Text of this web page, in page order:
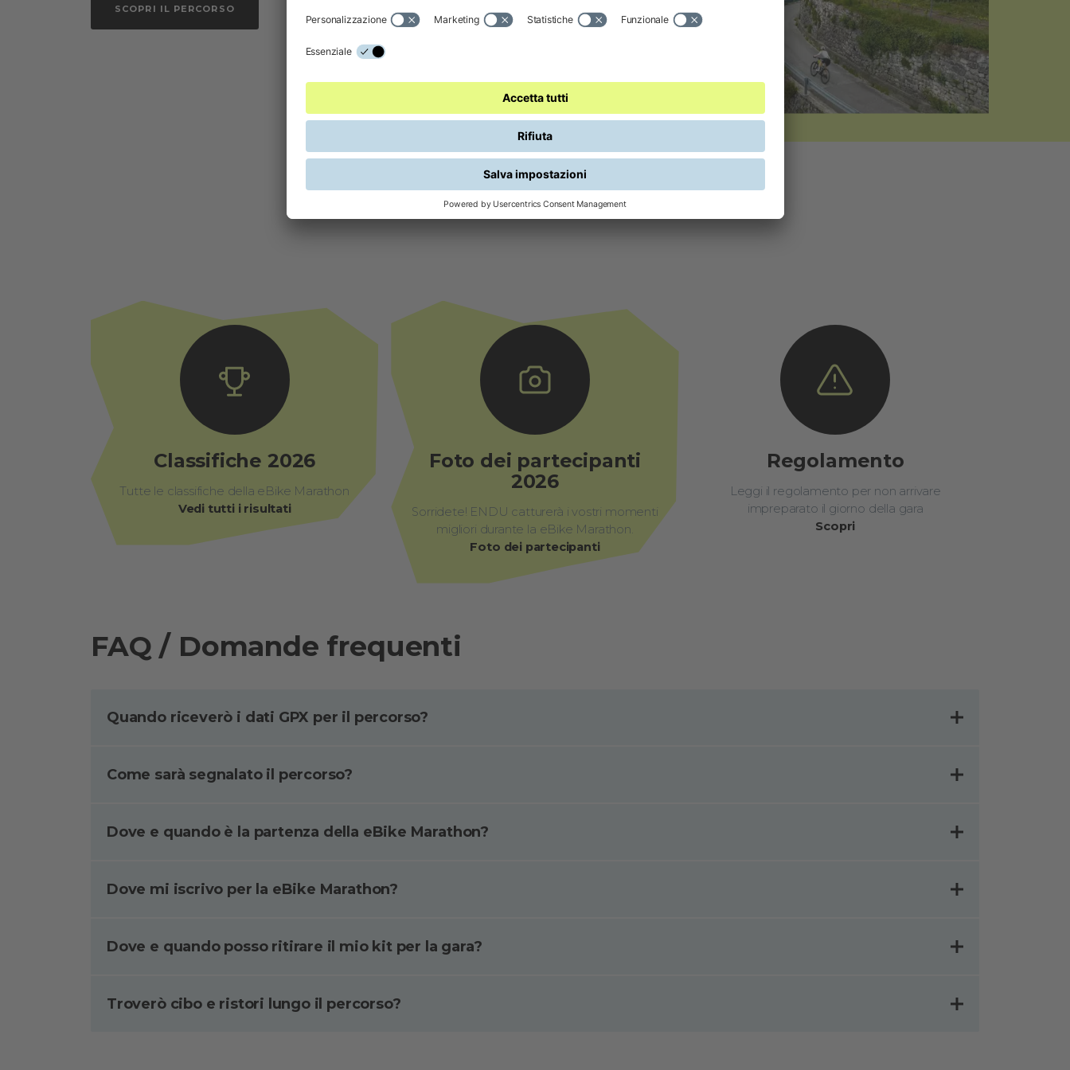
SCOPRI IL PERCORSO
Classifiche 2026
Tutte le classifiche della eBike Marathon
Vedi tutti i risultati
Foto dei partecipanti
2026
Sorridete! ENDU catturerà i vostri momenti
migliori durante la eBike Marathon.
Foto dei partecipanti
Regolamento
Leggi il regolamento per non arrivare
impreparato il giorno della gara
Scopri
FAQ / Domande frequenti
Quando riceverò i dati GPX per il percorso?
Come sarà segnalato il percorso?
Dove e quando è la partenza della eBike Marathon?
Dove mi iscrivo per la eBike Marathon?
Dove e quando posso ritirare il mio kit per la gara?
Troverò cibo e ristori lungo il percorso?